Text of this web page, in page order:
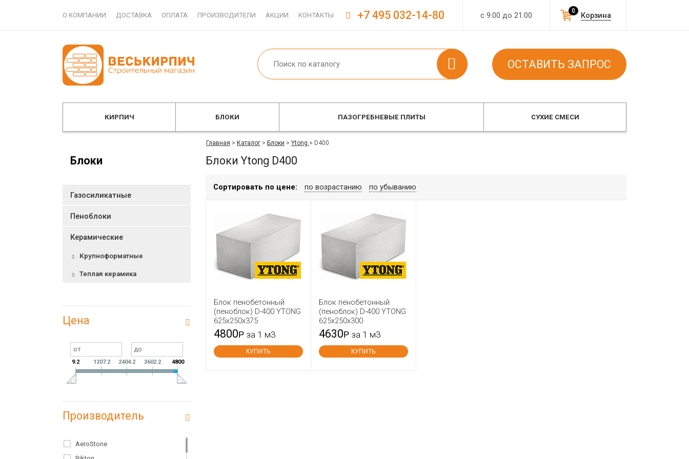
О КОМПАНИИ ДОСТАВКА ОПЛАТА ПРОИЗВОДИТЕЛИ АКЦИИ КОНТАКТЫ с 9:00 до 21:00 Корзина
0
+7 495 032-14-80
ОСТАВИТЬ ЗАПРОС
КИРПИЧ БЛОКИ ПАЗОГРЕБНЕВЫЕ ПЛИТЫ СУХИЕ СМЕСИ
Главная > Каталог > Блоки > Ytong > D400
Блоки
Газосиликатные
Пеноблоки
Керамические
Крупноформатные
Теплая керамика
Цена
9.2 1207.2 2404.2 3602.2 4800
Производитель
AeroStone
Блоки Ytong D400
Сортировать по цене: по возрастанию по убыванию
Блок пенобетонный
(пеноблок) D-400 YTONG
625х250х375
4800Р за 1 м3
КУПИТЬ
Блок пенобетонный
(пеноблок) D-400 YTONG
625х250х300
4630Р за 1 м3
КУПИТЬ